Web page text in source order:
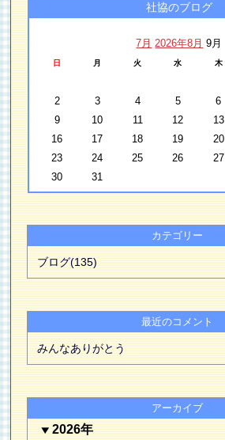
社協のブログ
7月 2026年8月 9月
日 月 火 水 木
2
3 4 5 6
9
10 11 12 13
16
17 18 19 20
23
24 25 26 27
30
31
カテゴリー
ブログ(135)
最近のコメント
みんなありがとう
アーカイブ
2026年